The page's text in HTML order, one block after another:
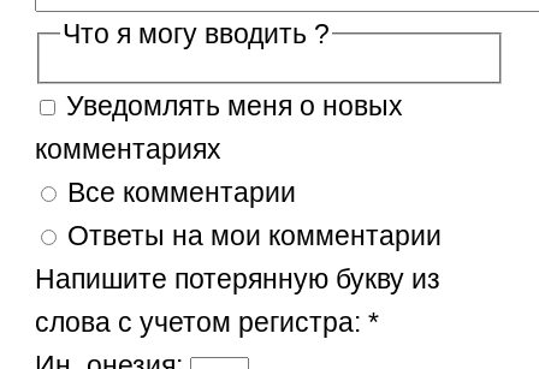
Что я могу вводить ?
Уведомлять меня о новых
комментариях
Все комментарии
Ответы на мои комментарии
Напишите потерянную букву из
слова с учетом регистра:*